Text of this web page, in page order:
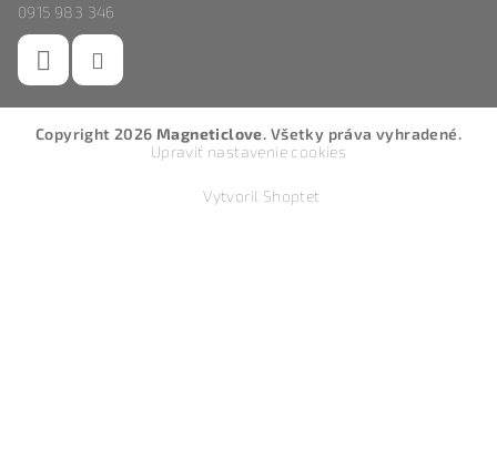
0915 983 346
Copyright 2026Magneticlove. Všetky práva vyhradené.
Upraviť nastavenie cookies
Vytvoril Shoptet